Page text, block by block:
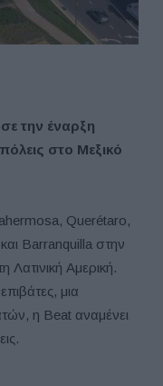
την έναρξη
στο Μεξικό
Querétaro,
Barranquilla στην
Αμερική.
μια
η Beat αναμένει